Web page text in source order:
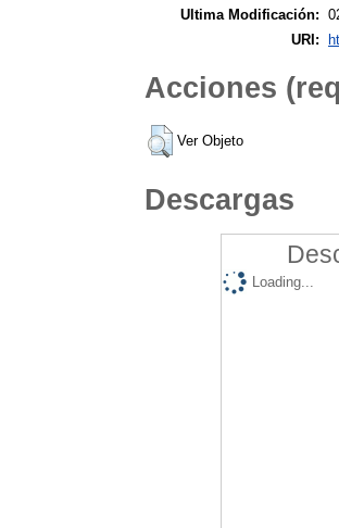
Ultima Modificación:
URI:
Acciones
Ver Objeto
Descargas
Loading...